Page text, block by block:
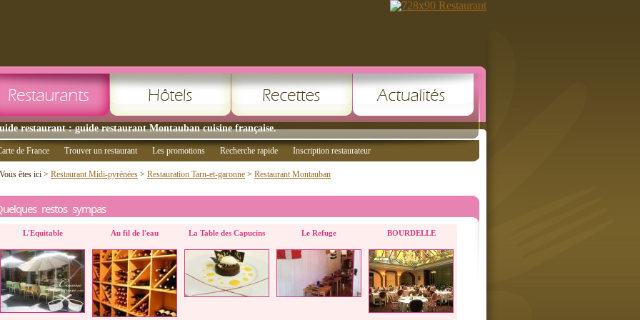
restaurant : guide restaurant Montauban cuisine française.
de France Trouver un restaurant Les promotions Recherche rapide Inscription restaurateur
Vous êtes ici > Restaurant Midi-pyrénées > Restauration Tarn-et-garonne > Restaurant Montauban
restos sympas
L'Equitable Au fil de l'eau La Table des Capucins Le Refuge BOURDELLE